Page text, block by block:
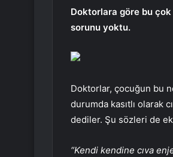
Doktorlara göre bu
sorunu yoktu.
Doktorlar, çocuğun bu
durumda kasıtlı olarak
dediler. Şu sözleri de
“Kendi kendine cıva